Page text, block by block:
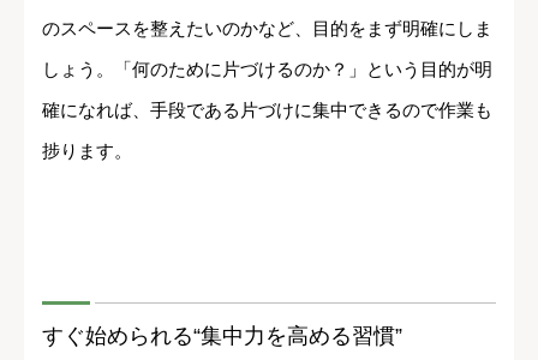
のスペースを整えたいのかなど、目的をまず明確にしま
しょう。「何のために片づけるのか？」という目的が明
確になれば、手段である片づけに集中できるので作業も
捗ります。
すぐ始められる“集中力を高める習慣”